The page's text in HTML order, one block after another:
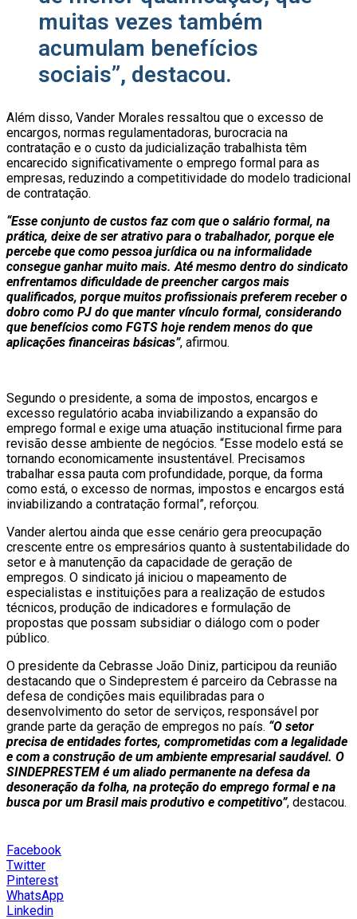
muitas vezes também
acumulam benefícios
sociais”, destacou.
Além disso, Vander Morales ressaltou que o excesso de
encargos, normas regulamentadoras, burocracia na
contratação e o custo da judicialização trabalhista têm
encarecido significativamente o emprego formal para as
empresas, reduzindo a competitividade do modelo tradicional
de contratação.
“Esse conjunto de custos faz com que o salário formal, na
prática, deixe de ser atrativo para o trabalhador, porque ele
percebe que como pessoa jurídica ou na informalidade
consegue ganhar muito mais. Até mesmo dentro do sindicato
enfrentamos dificuldade de preencher cargos mais
qualificados, porque muitos profissionais preferem receber o
dobro como PJ do que manter vínculo formal, considerando
que benefícios como FGTS hoje rendem menos do que
aplicações financeiras básicas”, afirmou.
Segundo o presidente, a soma de impostos, encargos e
excesso regulatório acaba inviabilizando a expansão do
emprego formal e exige uma atuação institucional firme para
revisão desse ambiente de negócios. “Esse modelo está se
tornando economicamente insustentável. Precisamos
trabalhar essa pauta com profundidade, porque, da forma
como está, o excesso de normas, impostos e encargos está
inviabilizando a contratação formal”, reforçou.
Vander alertou ainda que esse cenário gera preocupação
crescente entre os empresários quanto à sustentabilidade do
setor e à manutenção da capacidade de geração de
empregos. O sindicato já iniciou o mapeamento de
especialistas e instituições para a realização de estudos
técnicos, produção de indicadores e formulação de
propostas que possam subsidiar o diálogo com o poder
público.
O presidente da Cebrasse João Diniz, participou da reunião
destacando que o Sindeprestem é parceiro da Cebrasse na
defesa de condições mais equilibradas para o
desenvolvimento do setor de serviços, responsável por
grande parte da geração de empregos no país. “O setor
precisa de entidades fortes, comprometidas com a legalidade
e com a construção de um ambiente empresarial saudável. O
SINDEPRESTEM é um aliado permanente na defesa da
desoneração da folha, na proteção do emprego formal e na
busca por um Brasil mais produtivo e competitivo”, destacou.
Facebook
Twitter
Pinterest
WhatsApp
Linkedin